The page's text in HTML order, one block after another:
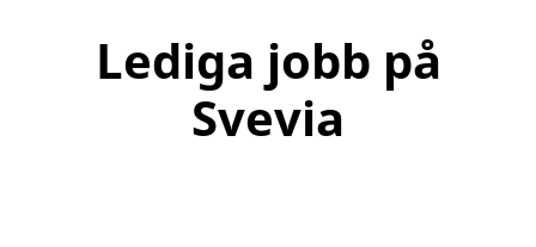
Lediga jobb på
Svevia